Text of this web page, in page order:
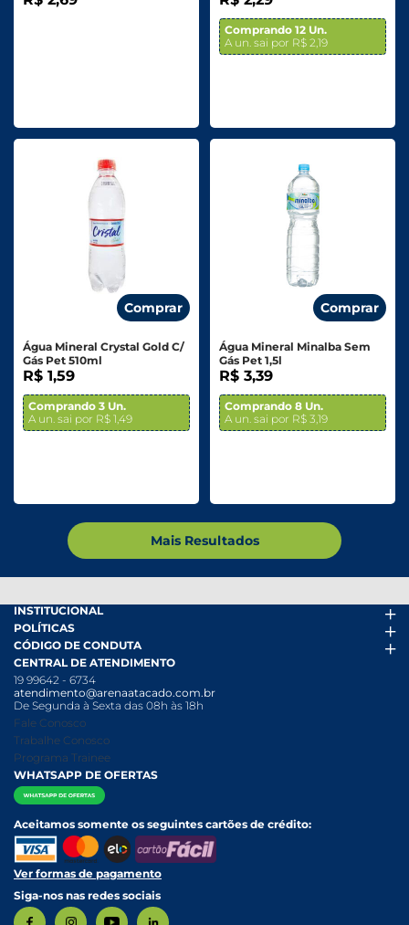
Comprando 12 Un.
A un. sai por R$ 2,19
Comprar
Água Mineral Crystal Gold C/
Gás Pet 510ml
R$ 1,59
Comprando 3 Un.
A un. sai por R$ 1,49
Comprar
Água Mineral Minalba Sem
Gás Pet 1,5l
R$ 3,39
Comprando 8 Un.
A un. sai por R$ 3,19
Mais Resultados
INSTITUCIONAL
Arena Mais
Fácil Pra Pagar
Ofertas
Folheto
Nossas Lojas
Nossa História
Relatório Transparência Salarial
POLÍTICAS
Termos de uso
Política de Trocas e Devoluções
Política de Privacidade
Política Anticorrupção
Política de entrega e Retirada
Política de Pagamento
CÓDIGO DE CONDUTA
Código de conduta PDF
Canal de Denúncias
Canal de Denúncias da Mulher
CENTRAL DE ATENDIMENTO
19 99642 - 6734
atendimento@arenaatacado.com.br
De Segunda à Sexta das 08h às 18h
Fale Conosco
Trabalhe Conosco
Programa Trainee
WHATSAPP DE OFERTAS
Aceitamos somente os seguintes cartões de crédito:
Ver formas de pagamento
Siga-nos nas redes sociais